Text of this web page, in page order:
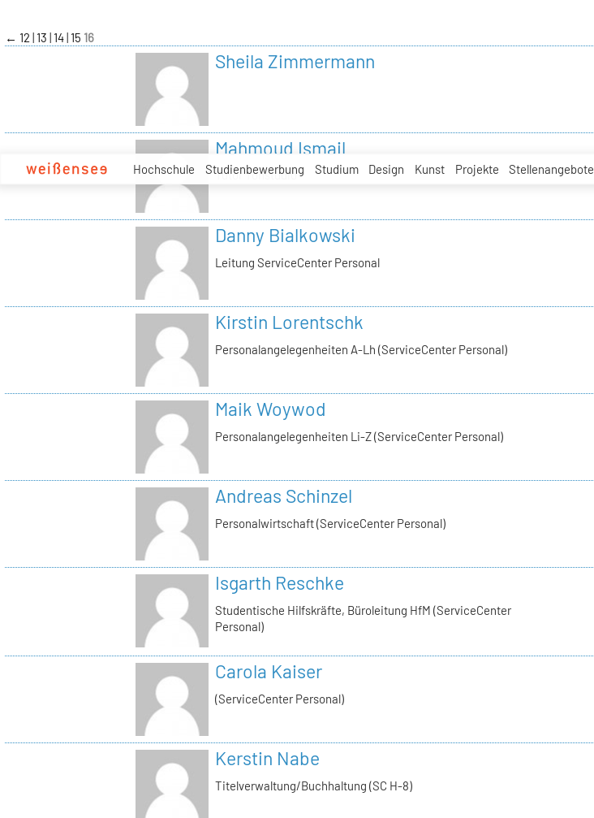
Hochschule Studienbewerbung Studium Design Kunst Projekte Stellenangebote
← 12 13 14 15 16
Sheila Zimmermann
Mahmoud Ismail
Tutor Tonstudio
Danny Bialkowski
Leitung ServiceCenter Personal
Kirstin Lorentschk
Personalangelegenheiten A-Lh (ServiceCenter Personal)
Maik Woywod
Personalangelegenheiten Li-Z (ServiceCenter Personal)
Andreas Schinzel
Personalwirtschaft (ServiceCenter Personal)
Isgarth Reschke
Studentische Hilfskräfte, Büroleitung HfM (ServiceCenter
Personal)
Carola Kaiser
(ServiceCenter Personal)
Kerstin Nabe
Titelverwaltung/Buchhaltung (SC H-8)